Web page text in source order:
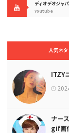
ディオデオジャ
Youtube
人気ネタ
ITZY
ナー
gif画